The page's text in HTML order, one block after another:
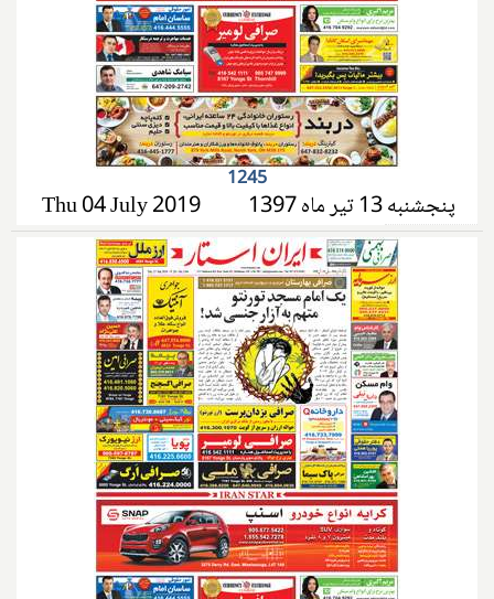
1245
پنجشنبه 13 تیر ماه 1397 Thu 04 July 2019